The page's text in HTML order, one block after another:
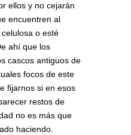
ellos y no cejarán
encuentren al
o esté
ahí que los
cascos antiguos de
focos de este
fijarnos si en esos
restos de
no es más que
haciendo.